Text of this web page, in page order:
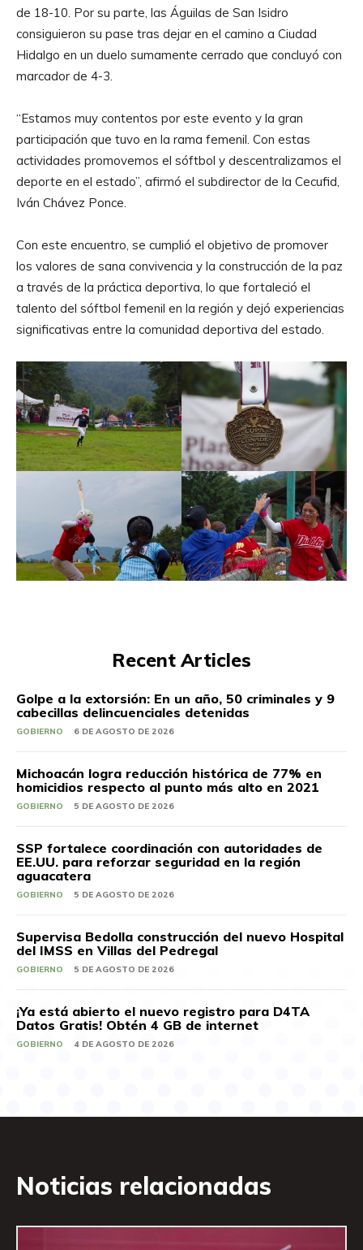
de 18-10. Por su parte, las Águilas de San Isidro
consiguieron su pase tras dejar en el camino a Ciudad
Hidalgo en un duelo sumamente cerrado que concluyó con
marcador de 4-3.
“Estamos muy contentos por este evento y la gran
participación que tuvo en la rama femenil. Con estas
actividades promovemos el sóftbol y descentralizamos el
deporte en el estado”, afirmó el subdirector de la Cecufid,
Iván Chávez Ponce.
Con este encuentro, se cumplió el objetivo de promover
los valores de sana convivencia y la construcción de la paz
a través de la práctica deportiva, lo que fortaleció el
talento del sóftbol femenil en la región y dejó experiencias
significativas entre la comunidad deportiva del estado.
Recent Articles
Golpe a la extorsión: En un año, 50 criminales y 9
cabecillas delincuenciales detenidas
GOBIERNO 6 DE AGOSTO DE 2026
Michoacán logra reducción histórica de 77% en
homicidios respecto al punto más alto en 2021
GOBIERNO 5 DE AGOSTO DE 2026
SSP fortalece coordinación con autoridades de
EE.UU. para reforzar seguridad en la región
aguacatera
GOBIERNO 5 DE AGOSTO DE 2026
Supervisa Bedolla construcción del nuevo Hospital
del IMSS en Villas del Pedregal
GOBIERNO 5 DE AGOSTO DE 2026
¡Ya está abierto el nuevo registro para D4TA
Datos Gratis! Obtén 4 GB de internet
GOBIERNO 4 DE AGOSTO DE 2026
Noticias relacionadas